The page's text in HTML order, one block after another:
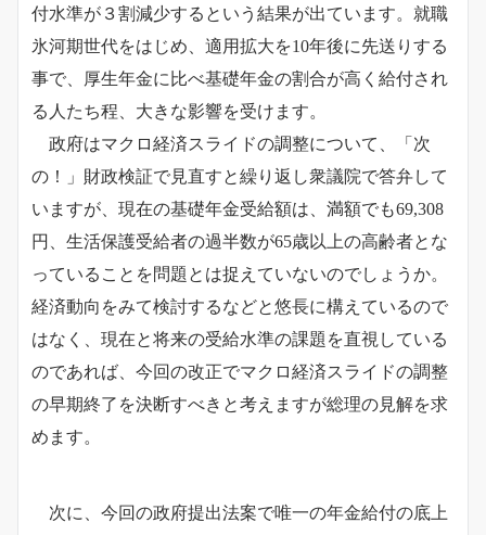
付水準が３割減少するという結果が出ています。就職
氷河期世代をはじめ、適用拡大を10年後に先送りする
事で、厚生年金に比べ基礎年金の割合が高く給付され
る人たち程、大きな影響を受けます。
政府はマクロ経済スライドの調整について、「次
の！」財政検証で見直すと繰り返し衆議院で答弁して
いますが、現在の基礎年金受給額は、満額でも69,308
円、生活保護受給者の過半数が65歳以上の高齢者とな
っていることを問題とは捉えていないのでしょうか。
経済動向をみて検討するなどと悠長に構えているので
はなく、現在と将来の受給水準の課題を直視している
のであれば、今回の改正でマクロ経済スライドの調整
の早期終了を決断すべきと考えますが総理の見解を求
めます。
次に、今回の政府提出法案で唯一の年金給付の底上